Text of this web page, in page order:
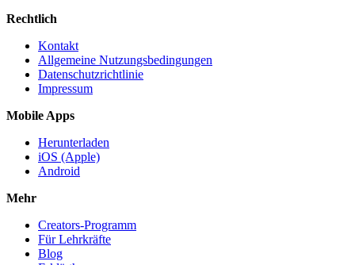
Rechtlich
Kontakt
Allgemeine Nutzungsbedingungen
Datenschutzrichtlinie
Impressum
Mobile Apps
Herunterladen
iOS (Apple)
Android
Mehr
Creators-Programm
Für Lehrkräfte
Blog